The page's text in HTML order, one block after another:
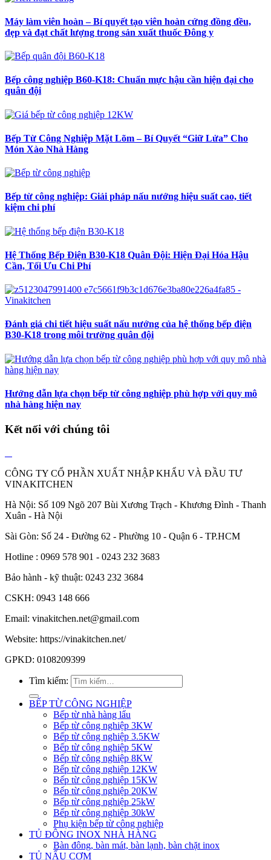
Máy làm viên hoàn – Bí quyết tạo viên hoàn cứng đồng đều,
đẹp và đạt chất lượng trong sản xuất thuốc Đông y
Bếp công nghiệp B60-K18: Chuẩn mực hậu cần hiện đại cho
quân đội
Bếp Từ Công Nghiệp Mặt Lõm – Bí Quyết “Giữ Lửa” Cho
Món Xào Nhà Hàng
Bếp từ công nghiệp: Giải pháp nấu nướng hiệu suất cao, tiết
kiệm chi phí
Hệ Thống Bếp Điện B30-K18 Quân Đội: Hiện Đại Hóa Hậu
Cần, Tối Ưu Chi Phí
Đánh giá chi tiết hiệu suất nấu nướng của hệ thống bếp điện
B30-K18 trong môi trường quân đội
Hướng dẫn lựa chọn bếp từ công nghiệp phù hợp với quy mô
nhà hàng hiện nay
Kết nối với chúng tôi
CÔNG TY CỔ PHẦN XUẤT NHẬP KHẨU VÀ ĐẦU TƯ
VINAKITCHEN
Hà Nội: Số 109 Ngõ 207 Bùi Xương Trạch - Khương Đình - Thanh
Xuân - Hà Nội
Sài Gòn: Số 24 - Đường 62 - Phường 10 - Quận 6 - TP.HCM
Hotline : 0969 578 901 - 0243 232 3683
Bảo hành - kỹ thuật: 0243 232 3684
CSKH: 0943 148 666
Email: vinakitchen.net@gmail.com
Website: https://vinakitchen.net/
GPKD: 0108209399
Tìm kiếm:
BẾP TỪ CÔNG NGHIỆP
Bếp từ nhà hàng lẩu
Bếp từ công nghiệp 3KW
Bếp từ công nghiệp 3.5KW
Bếp từ công nghiệp 5KW
Bếp từ công nghiệp 8KW
Bếp từ công nghiệp 12KW
Bếp từ công nghiệp 15KW
Bếp từ công nghiệp 20KW
Bếp từ công nghiệp 25kW
Bếp từ công nghiệp 30kW
Phụ kiện bếp từ công nghiệp
TỦ ĐÔNG INOX NHÀ HÀNG
Bàn đông, bàn mát, bàn lạnh, bàn chặt inox
TỦ NẤU CƠM